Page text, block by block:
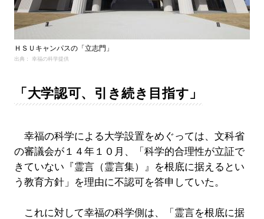
ＨＳＵキャンパスの「立志門」
出典： 幸福の科学提供
「大学認可、引き続き目指す」
幸福の科学による大学設置をめぐっては、文科省
の審議会が１４年１０月、「科学的合理性が立証で
きていない『霊言（霊言集）』を根底に据えるとい
う教育方針」を理由に不認可を答申していた。
これに対して幸福の科学側は、「霊言を根底に据